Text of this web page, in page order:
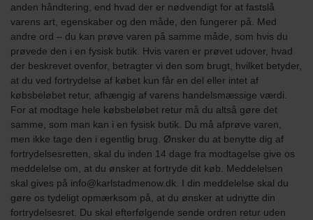
anden håndtering, end hvad der er nødvendigt for at fastslå
varens art, egenskaber og den måde, den fungerer på. Med
andre ord – du kan prøve varen på samme måde, som hvis du
prøvede den i en fysisk butik. Hvis varen er prøvet udover, hvad
der beskrevet ovenfor, betragter vi den som brugt, hvilket betyder,
at du ved fortrydelse af købet kun får en del eller intet af
købsbeløbet retur, afhængig af varens handelsmæssige værdi.
For at modtage hele købsbeløbet retur må du altså gøre det
samme, som man kan i en fysisk butik. Du må afprøve varen,
men ikke tage den i egentlig brug. Ønsker du at benytte dig af
fortrydelsesretten, skal du inden 14 dage fra modtagelse give os
meddelelse om, at du ønsker at fortryde dit køb. Meddelelsen
skal gives på info@karlstadmenow.dk. I din meddelelse skal du
gøre os tydeligt opmærksom på, at du ønsker at udnytte din
fortrydelsesret. Du skal efterfølgende sende ordren retur uden